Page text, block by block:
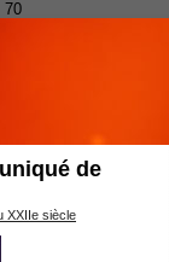
70
de
XXIIe siècle